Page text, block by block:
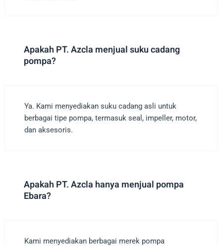
Apakah PT. Azcla menjual suku cadang
pompa?
Ya. Kami menyediakan suku cadang asli untuk
berbagai tipe pompa, termasuk seal, impeller, motor,
dan aksesoris.
Apakah PT. Azcla hanya menjual pompa
Ebara?
Kami menyediakan berbagai merek pompa